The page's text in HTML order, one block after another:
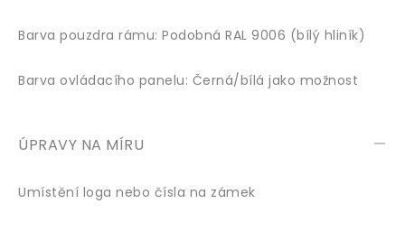
Barva pouzdra rámu: Podobná RAL 9006 (bílý hliník)
Barva ovládacího panelu: Černá/bílá jako možnost
ÚPRAVY NA MÍRU
Umístění loga nebo čísla na zámek